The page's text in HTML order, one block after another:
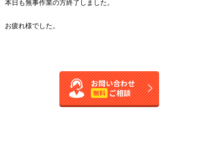
本日も無事作業の方終了しました。
お疲れ様でした。
お問い合わせ
無料 ご相談